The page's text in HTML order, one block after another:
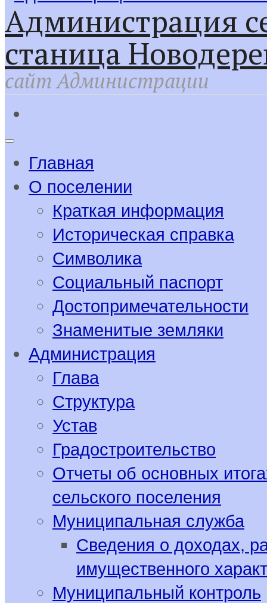
Администрация
станица
сайт Администрации
Главная
О поселении
Краткая информация
Историческая справка
Символика
Социальный паспорт
Достопримечательности
Знаменитые земляки
Администрация
Глава
Структура
Устав
Градостроительство
Отчеты об основных
сельского поселения
Муниципальная служба
Сведения о доходах,
имущественного
Муниципальный контроль